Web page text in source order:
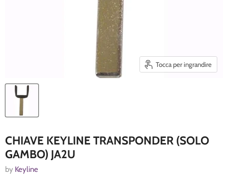
Tocca per ingrandire
CHIAVE KEYLINE TRANSPONDER (SOLO
GAMBO) JA2U
by Keyline